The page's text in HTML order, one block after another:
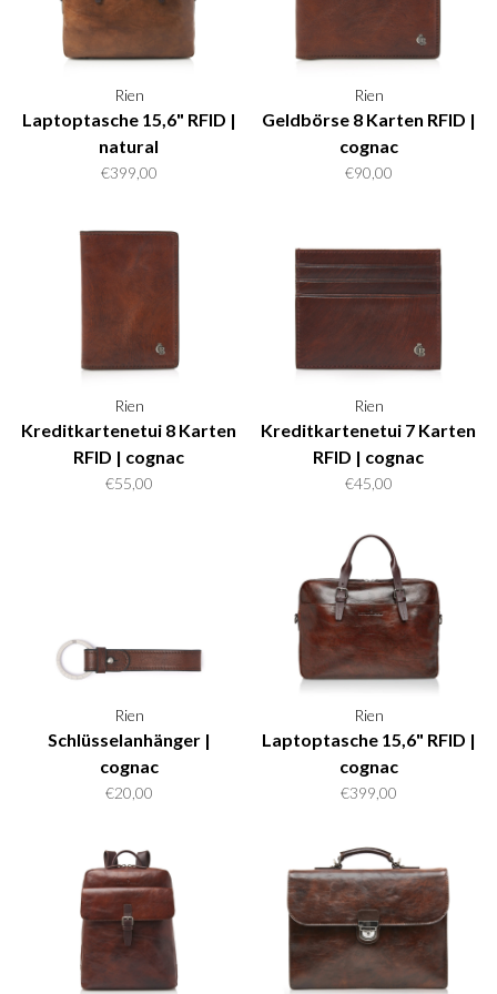
Rien
Laptoptasche 15,6" RFID |
natural
€399,00
Rien
Geldbörse 8 Karten RFID |
cognac
€90,00
Rien
Kreditkartenetui 8 Karten
RFID | cognac
€55,00
Rien
Kreditkartenetui 7 Karten
RFID | cognac
€45,00
Rien
Schlüsselanhänger |
cognac
€20,00
Rien
Laptoptasche 15,6" RFID |
cognac
€399,00